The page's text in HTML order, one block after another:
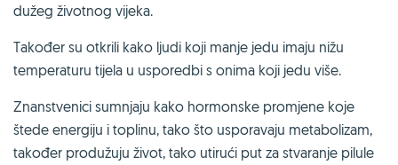
dužeg životnog vijeka.
Također su otkrili kako ljudi koji manje jedu imaju nižu
temperaturu tijela u usporedbi s onima koji jedu više.
Znanstvenici sumnjaju kako hormonske promjene koje
štede energiju i toplinu, tako što usporavaju metabolizam,
također produžuju život, tako utirući put za stvaranje pilule